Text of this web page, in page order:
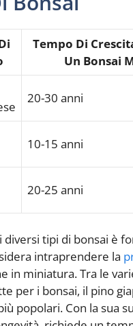
Tempo Di
Un Bonsai
20-30 anni
10-15 anni
20-25 anni
diversi tipi di bonsai è
intraprendere la
in miniatura. Tra le
per i bonsai, il pino
popolari. Con la sua